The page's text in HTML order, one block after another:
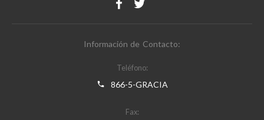
Información de Contacto:
Teléfono:
866-5-GRACIA
Fax: